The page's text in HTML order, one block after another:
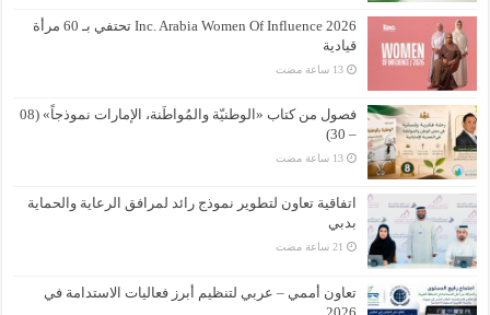
Inc. Arabia Women Of Influence 2026 تحتفي بـ 60 مرأة
قيادية
فصول من كتاب «الوطنيّة والمُواطَنة، الإمارات نموذجاً» (08
– 30)
اتفاقية تعاون لتطوير نموذج رائد لمرافق الرعاية والحماية
بدبي
تعاون أممي – عربي لتنظيم أبرز فعاليات الاستدامة في